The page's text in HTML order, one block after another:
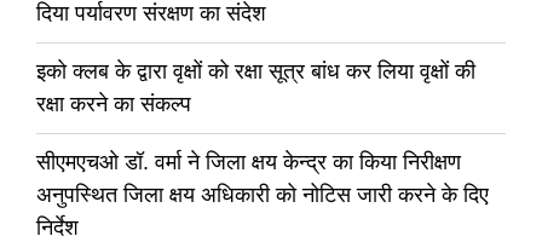
दिया पर्यावरण संरक्षण का संदेश
इको क्लब के द्वारा वृक्षों को रक्षा सूत्र बांध कर लिया वृक्षों की
रक्षा करने का संकल्प
सीएमएचओ डॉ. वर्मा ने जिला क्षय केन्द्र का किया निरीक्षण
अनुपस्थित जिला क्षय अधिकारी को नोटिस जारी करने के दिए
निर्देश